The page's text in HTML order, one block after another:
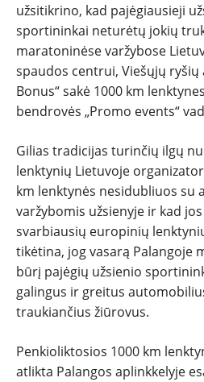
užsitikrino, kad pajėgiausieji
sportininkai neturėtų jokių
maratoninėse varžybose
spaudos centrui, Viešųjų ryšių
Bonus“ sakė 1000 km
bendrovės „Promo events“
Gilias tradicijas turinčių ilgų
lenktynių Lietuvoje
km lenktynės nesidubliuos su
varžybomis užsienyje ir kad
svarbiausių europinių
tikėtina, jog vasarą Palangoje
būrį pajėgių užsienio
galingus ir greitus
traukiančius žiūrovus.
Penkioliktosios 1000 km
atlikta Palangos aplinkkelyje